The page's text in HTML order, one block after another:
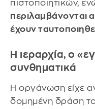
πιστοποιητικών,
περιλαμβάνονται
έχουν
Η ιεραρχία, ο
συνθηματικά
Η οργάνωση είχε
δομημένη δράση